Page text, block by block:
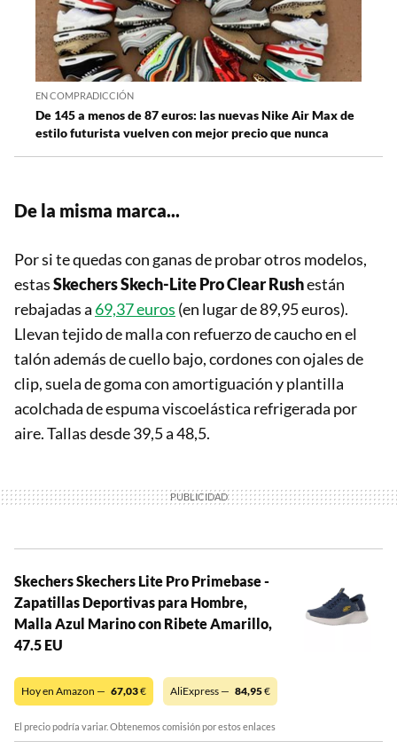
EN COMPRADICCIÓN
De 145 a menos de 87 euros: las nuevas Nike Air Max de
estilo futurista vuelven con mejor precio que nunca
De la misma marca...
Por si te quedas con ganas de probar otros modelos,
estasSkechers Skech-Lite Pro Clear Rushestán
rebajadas a 69,37 euros (en lugar de 89,95 euros).
Llevan tejido de malla con refuerzo de caucho en el
talón además de cuello bajo, cordones con ojales de
clip, suela de goma con amortiguación y plantilla
acolchada de espuma viscoelástica refrigerada por
aire. Tallas desde 39,5 a 48,5.
Skechers Skechers Lite Pro Primebase -
Zapatillas Deportivas para Hombre,
Malla Azul Marino con Ribete Amarillo,
47.5 EU
Hoy en Amazon — 67,03€ AliExpress — 84,95€
El precio podría variar. Obtenemos comisión por estos enlaces